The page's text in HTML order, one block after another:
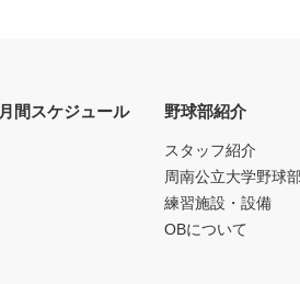
月間スケジュール 野球部紹介
スタッフ紹介
周南公立大学野球
練習施設・設備
OBについて